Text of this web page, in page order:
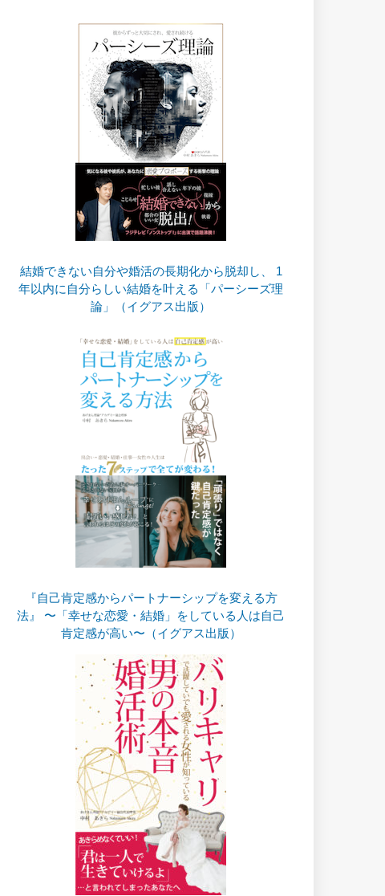
結婚できない自分や婚活の長期化から脱却し、 1
年以内に自分らしい結婚を叶える「パーシーズ理
論」（イグアス出版）
『自己肯定感からパートナーシップを変える方
法』 〜「幸せな恋愛・結婚」をしている人は自己
肯定感が高い〜（イグアス出版）